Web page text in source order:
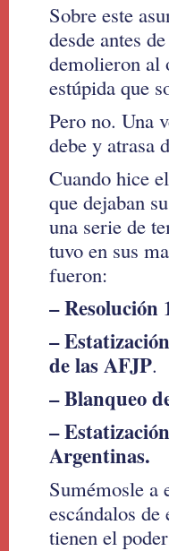
Sobre este
desde antes
demolieron al
estúpida que
Pero no. Una
debe y atrasa
Cuando hice
que dejaban
una serie de
tuvo en sus
fueron:
– Resolución
–
de las AFJP.
– Blanqueo
–
Argentinas.
Sumémosle a
escándalos
tienen el